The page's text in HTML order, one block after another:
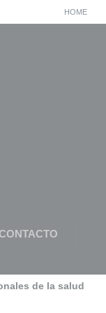
HOME
de la salud